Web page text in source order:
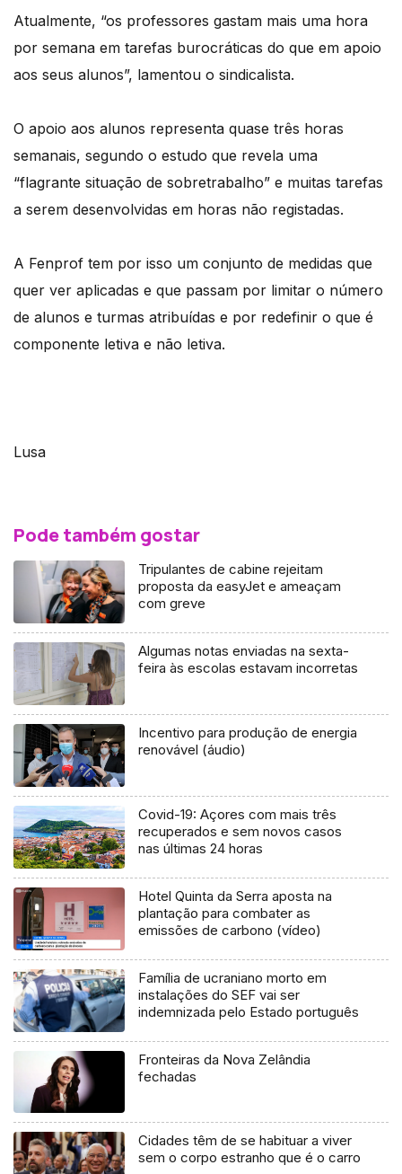
Atualmente, “os professores gastam mais uma hora
por semana em tarefas burocráticas do que em apoio
aos seus alunos”, lamentou o sindicalista.
O apoio aos alunos representa quase três horas
semanais, segundo o estudo que revela uma
“flagrante situação de sobretrabalho” e muitas tarefas
a serem desenvolvidas em horas não registadas.
A Fenprof tem por isso um conjunto de medidas que
quer ver aplicadas e que passam por limitar o número
de alunos e turmas atribuídas e por redefinir o que é
componente letiva e não letiva.
Lusa
Pode também gostar
Tripulantes de cabine rejeitam
proposta da easyJet e ameaçam
com greve
Algumas notas enviadas na sexta-
feira às escolas estavam incorretas
Incentivo para produção de energia
renovável (áudio)
Covid-19: Açores com mais três
recuperados e sem novos casos
nas últimas 24 horas
Hotel Quinta da Serra aposta na
plantação para combater as
emissões de carbono (vídeo)
Família de ucraniano morto em
instalações do SEF vai ser
indemnizada pelo Estado português
Fronteiras da Nova Zelândia
fechadas
Cidades têm de se habituar a viver
sem o corpo estranho que é o carro